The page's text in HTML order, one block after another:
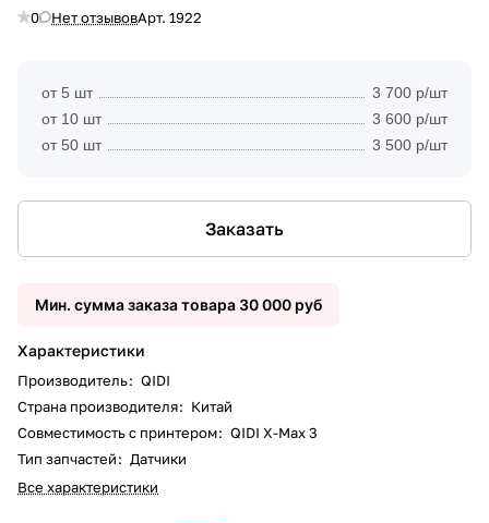
0 Нет отзывовАрт. 1922
от 5 шт
3 700 р/шт
от 10 шт
3 600 р/шт
от 50 шт
3 500 р/шт
Заказать
Мин. сумма заказа товара 30 000 руб
Характеристики
Производитель: QIDI
Страна производителя: Китай
Совместимость с принтером: QIDI X-Max 3
Тип запчастей: Датчики
Все характеристики